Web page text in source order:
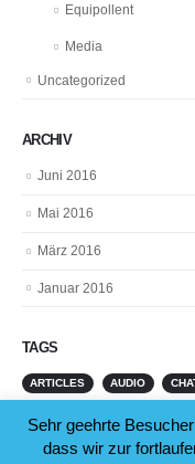
Equipollent
Media
Uncategorized
ARCHIV
Juni 2016
Mai 2016
März 2016
Januar 2016
TAGS
ARTICLES AUDIO
Sehr geehrte
dass wir zur